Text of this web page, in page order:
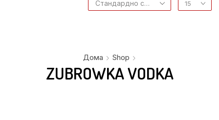
Дома Shop
ZUBROWKA VODKA